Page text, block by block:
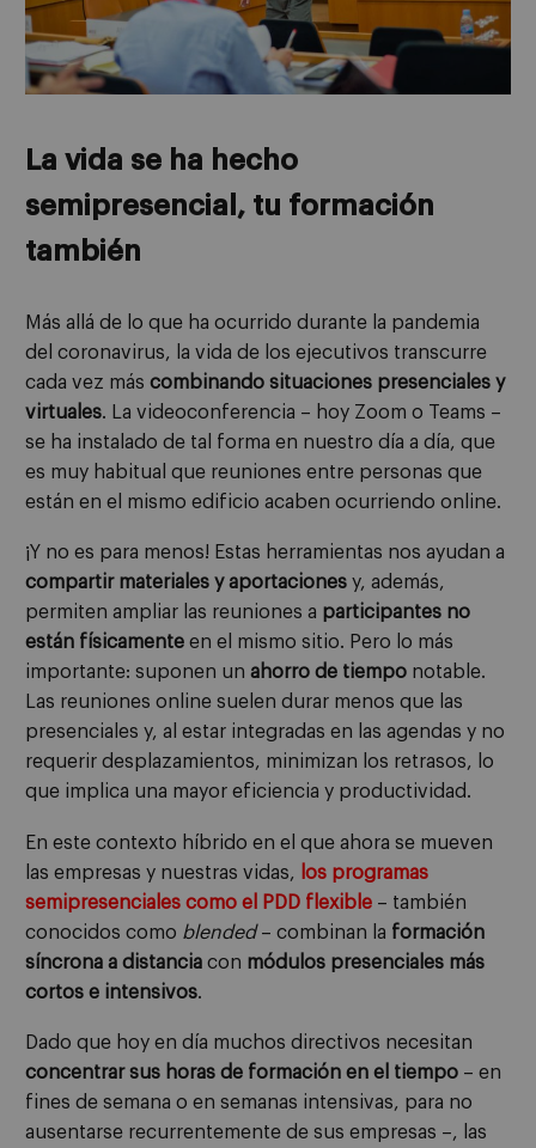
La vida se ha hecho
semipresencial, tu formación
también
Más allá de lo que ha ocurrido durante la pandemia
del coronavirus, la vida de los ejecutivos transcurre
cada vez más combinando situaciones presenciales y
virtuales. La videoconferencia – hoy Zoom o Teams –
se ha instalado de tal forma en nuestro día a día, que
es muy habitual que reuniones entre personas que
están en el mismo edificio acaben ocurriendo online.
¡Y no es para menos! Estas herramientas nos ayudan a
compartir materiales y aportaciones y, además,
permiten ampliar las reuniones a participantes no
están físicamente en el mismo sitio. Pero lo más
importante: suponen un ahorro de tiempo notable.
Las reuniones online suelen durar menos que las
presenciales y, al estar integradas en las agendas y no
requerir desplazamientos, minimizan los retrasos, lo
que implica una mayor eficiencia y productividad.
En este contexto híbrido en el que ahora se mueven
las empresas y nuestras vidas,
los programas
semipresenciales como el PDD flexible ­ – también
conocidos como blended– combinan la formación
síncrona a distancia con módulos presenciales más
cortos e intensivos.
Dado que hoy en día muchos directivos necesitan
concentrar sus horas de formación en el tiempo – en
fines de semana o en semanas intensivas, para no
ausentarse recurrentemente de sus empresas –, las